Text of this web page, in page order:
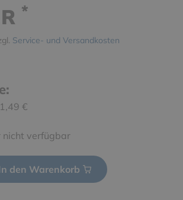
*
Service- und Versandkosten
1,49 €
nicht verfügbar
den Warenkorb